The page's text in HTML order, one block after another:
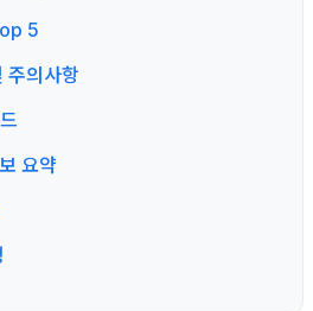
5
주의사항
요약